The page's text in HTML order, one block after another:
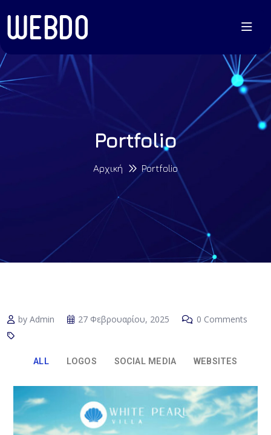
Portfolio
Αρχική Portfolio
by Admin 27 Φεβρουαρίου, 2025 0 Comments
ALL LOGOS SOCIAL MEDIA WEBSITES